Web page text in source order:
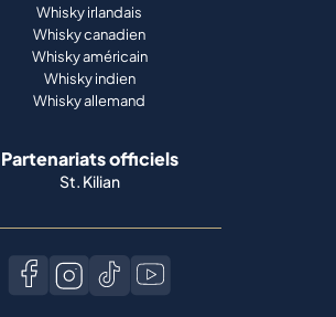
Whisky irlandais
Whisky canadien
Whisky américain
Whisky indien
Whisky allemand
Partenariats officiels
St. Kilian